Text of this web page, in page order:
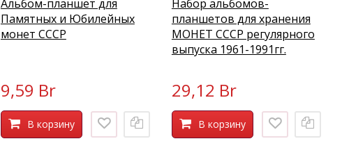
Альбом-планшет для
Памятных и Юбилейных
монет СССР
9,59 Br
В корзину
Набор альбомов-
планшетов для хранения
МОНЕТ СССР регулярного
выпуска 1961-1991гг.
29,12 Br
В корзину